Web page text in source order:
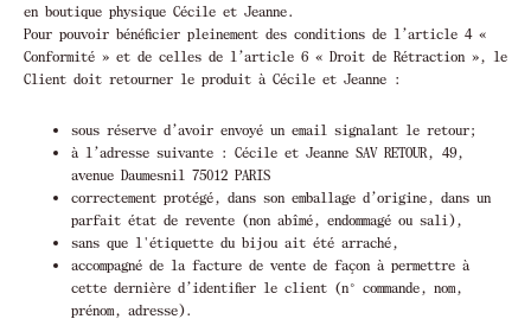
en boutique physique Cécile et Jeanne.
Pour pouvoir bénéficier pleinement des conditions de l’article 4 «
Conformité » et de celles de l’article 6 « Droit de Rétraction », le
Client doit retourner le produit à Cécile et Jeanne :
sous réserve d’avoir envoyé un email signalant le retour;
à l’adresse suivante : Cécile et Jeanne SAV RETOUR, 49,
avenue Daumesnil 75012 PARIS
correctement protégé, dans son emballage d’origine, dans un
parfait état de revente (non abîmé, endommagé ou sali),
sans que l'étiquette du bijou ait été arraché,
accompagné de la facture de vente de façon à permettre à
cette dernière d’identifier le client (n° commande, nom,
prénom, adresse).